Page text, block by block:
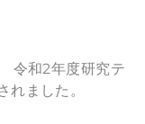
令和2年度研究テ
れました。